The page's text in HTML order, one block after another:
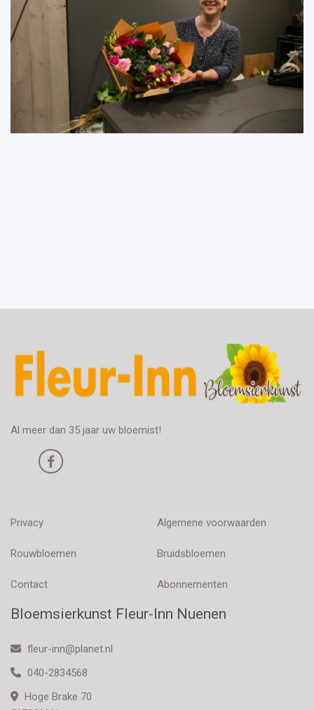
Al meer dan 35 jaar uw bloemist!
Privacy Algemene voorwaarden
Rouwbloemen Bruidsbloemen
Contact Abonnementen
Bloemsierkunst Fleur-Inn Nuenen
fleur-inn@planet.nl
040-2834568
Hoge Brake 70